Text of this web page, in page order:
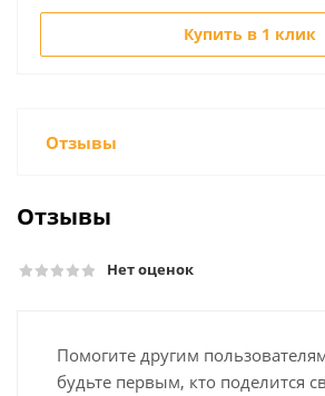
Купить в 1 клик
Отзывы
Отзывы
Нет оценок
Помогите другим
будьте первым, кто поделится